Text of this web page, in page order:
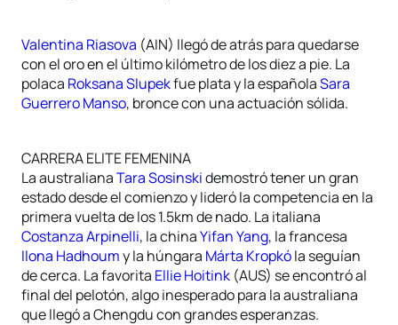
Valentina Riasova (AIN) llegó de atrás para quedarse
con el oro en el último kilómetro de los diez a pie. La
polaca Roksana Slupekfue plata y la españolaSara
Guerrero Manso, bronce con una actuación sólida.
CARRERA ELITE FEMENINA
La australianaTara Sosinskidemostró tener un gran
estado desde el comienzo y lideró la competencia en la
primera vuelta de los 1.5km de nado. La italiana
Costanza Arpinelli, la chinaYifan Yang, la francesa
Ilona Hadhoumy la húngara Márta Kropkóla seguían
de cerca. La favorita Ellie Hoitink (AUS) se encontró al
final del pelotón, algo inesperado para la australiana
que llegó a Chengdu con grandes esperanzas.